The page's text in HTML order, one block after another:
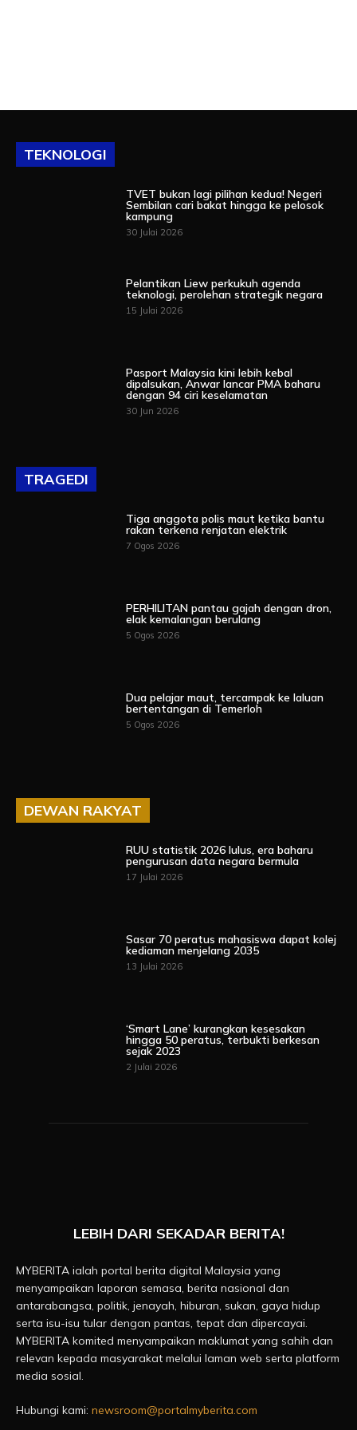
TEKNOLOGI
TVET bukan lagi pilihan kedua! Negeri
Sembilan cari bakat hingga ke pelosok
kampung
30 Julai 2026
Pelantikan Liew perkukuh agenda
teknologi, perolehan strategik negara
15 Julai 2026
Pasport Malaysia kini lebih kebal
dipalsukan, Anwar lancar PMA baharu
dengan 94 ciri keselamatan
30 Jun 2026
TRAGEDI
Tiga anggota polis maut ketika bantu
rakan terkena renjatan elektrik
7 Ogos 2026
PERHILITAN pantau gajah dengan dron,
elak kemalangan berulang
5 Ogos 2026
Dua pelajar maut, tercampak ke laluan
bertentangan di Temerloh
5 Ogos 2026
DEWAN RAKYAT
RUU statistik 2026 lulus, era baharu
pengurusan data negara bermula
17 Julai 2026
Sasar 70 peratus mahasiswa dapat kolej
kediaman menjelang 2035
13 Julai 2026
‘Smart Lane’ kurangkan kesesakan
hingga 50 peratus, terbukti berkesan
sejak 2023
2 Julai 2026
LEBIH DARI SEKADAR BERITA!
MYBERITA ialah portal berita digital Malaysia yang
menyampaikan laporan semasa, berita nasional dan
antarabangsa, politik, jenayah, hiburan, sukan, gaya hidup
serta isu-isu tular dengan pantas, tepat dan dipercayai.
MYBERITA komited menyampaikan maklumat yang sahih dan
relevan kepada masyarakat melalui laman web serta platform
media sosial.
Hubungi kami: newsroom@portalmyberita.com